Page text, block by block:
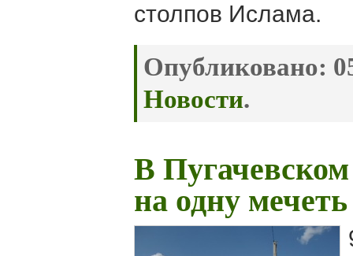
столпов Ислама.
Опубликовано:
Новости.
В
на одну